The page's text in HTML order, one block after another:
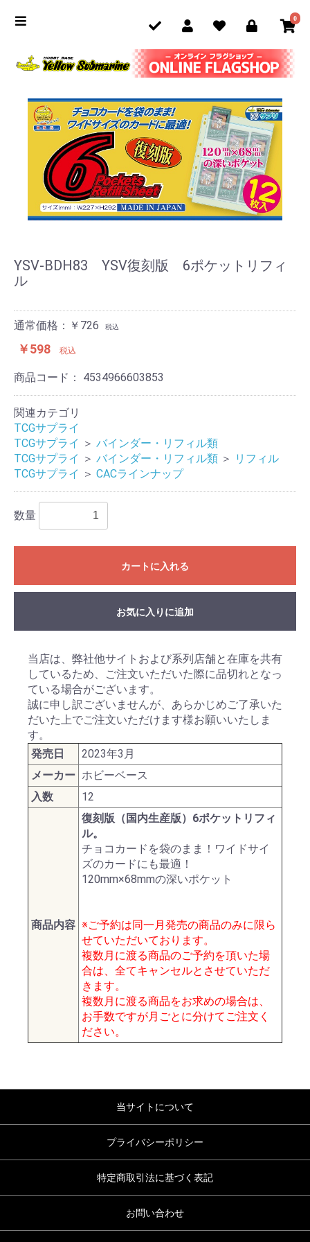
0
YSV-BDH83 YSV復刻版 6ポケットリフィ
ル
通常価格：￥726 税込
￥598 税込
商品コード： 4534966603853
関連カテゴリ
TCGサプライ
TCGサプライ ＞ バインダー・リフィル類
TCGサプライ ＞ バインダー・リフィル類 ＞ リフィル
TCGサプライ ＞ CACラインナップ
数量
カートに入れる
お気に入りに追加
当店は、弊社他サイトおよび系列店舗と在庫を共有
しているため、ご注文いただいた際に品切れとなっ
ている場合がございます。
誠に申し訳ございませんが、あらかじめご了承いた
だいた上でご注文いただけます様お願いいたしま
す。
発売日
2023年3月
メーカー ホビーベース
入数
12
商品内容
復刻版（国内生産版）6ポケットリフィ
ル。
チョコカードを袋のまま！ワイドサイ
ズのカードにも最適！
120mm×68mmの深いポケット
※ご予約は同一月発売の商品のみに限ら
せていただいております。
複数月に渡る商品のご予約を頂いた場
合は、全てキャンセルとさせていただ
きます。
複数月に渡る商品をお求めの場合は、
お手数ですが月ごとに分けてご注文く
ださい。
当サイトについて
プライバシーポリシー
特定商取引法に基づく表記
お問い合わせ